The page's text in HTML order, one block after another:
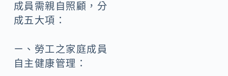
成員需親自照顧，分
成五大項：
ㄧ、勞工之家庭成員
自主健康管理：